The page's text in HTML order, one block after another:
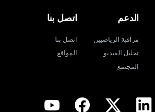
الدعم
مراقبة الرياضيين
تحليل الفيديو
المجتمع
اتصل بنا
اتصل بنا
المواقع